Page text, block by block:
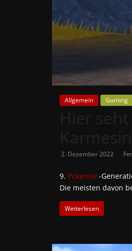
News
Auf
du
die
aktuellsten
Japan
Deutschland
Allgemein Gaming
2. Dezember 2022
9. Pokemon-
Die meisten davon
Weiterlesen